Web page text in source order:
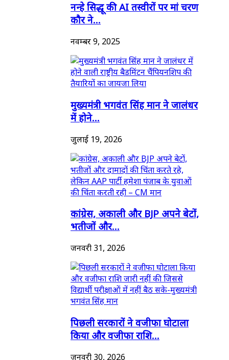
नन्हे सिद्धू की AI तस्वीरों पर मां चरण
कौर ने...
नवम्बर 9, 2025
मुख्यमंत्री भगवंत सिंह मान ने जालंधर
में होने...
जुलाई 19, 2026
कांग्रेस, अकाली और BJP अपने बेटों,
भतीजों और...
जनवरी 31, 2026
पिछली सरकारों ने वजीफा घोटाला
किया और वजीफा राशि...
जनवरी 30, 2026